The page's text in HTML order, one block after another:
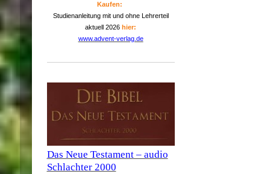
Kaufen:
Studienanleitung mit und ohne Lehrerteil
aktuell 2026 hier:
www.advent-verlag.de
Das Neue Testament – audio
Schlachter 2000